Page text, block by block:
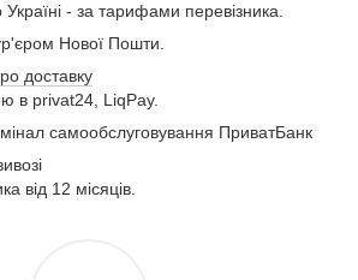
- за тарифами перевізника.
Нової Пошти.
доставку
в privat24, LiqPay.
самообслуговування ПриватБанк
від 12 місяців.